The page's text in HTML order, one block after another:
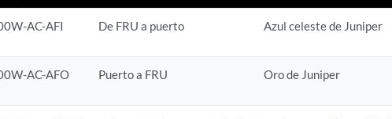
AC-AFI De FRU a puerto Azul celeste de Juniper
AC-AFO Puerto a FRU Oro de Juniper